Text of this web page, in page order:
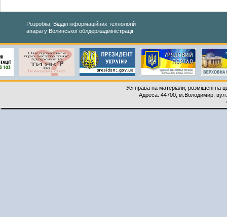
Розробка: Відділ інформаційних технологій
апарату Волинської облдержадміністрації
Усі права на матеріали, розміщені на
Адреса: 44700, м.Володимир,